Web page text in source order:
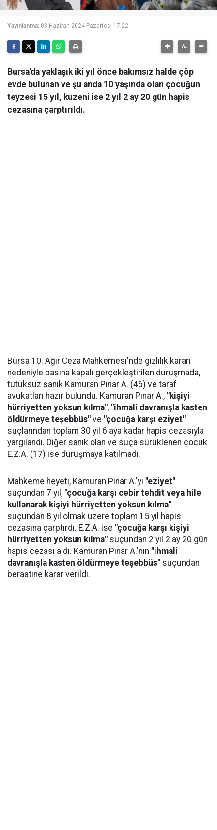
Yayınlanma: 03 Haziran 2024 Pazartesi 17:22
Bursa'da yaklaşık iki yıl önce bakımsız halde çöp
evde bulunan ve şu anda 10 yaşında olan çocuğun
teyzesi 15 yıl, kuzeni ise 2 yıl 2 ay 20 gün hapis
cezasına çarptırıldı.
Bursa 10. Ağır Ceza Mahkemesi'nde gizlilik kararı
nedeniyle basına kapalı gerçekleştirilen duruşmada,
tutuksuz sanık Kamuran Pınar A. (46) ve taraf
avukatları hazır bulundu. Kamuran Pınar A., "kişiyi
hürriyetten yoksun kılma", "ihmali davranışla kasten
öldürmeye teşebbüs" ve "çocuğa karşı eziyet"
suçlarından toplam 30 yıl 6 aya kadar hapis cezasıyla
yargılandı. Diğer sanık olan ve suça sürüklenen çocuk
E.Z.A. (17) ise duruşmaya katılmadı.
Mahkeme heyeti, Kamuran Pınar A.'yı "eziyet"
suçundan 7 yıl, "çocuğa karşı cebir tehdit veya hile
kullanarak kişiyi hürriyetten yoksun kılma"
suçundan 8 yıl olmak üzere toplam 15 yıl hapis
cezasına çarptırdı. E.Z.A. ise "çocuğa karşı kişiyi
hürriyetten yoksun kılma" suçundan 2 yıl 2 ay 20 gün
hapis cezası aldı. Kamuran Pınar A.'nın "ihmali
davranışla kasten öldürmeye teşebbüs" suçundan
beraatine karar verildi.